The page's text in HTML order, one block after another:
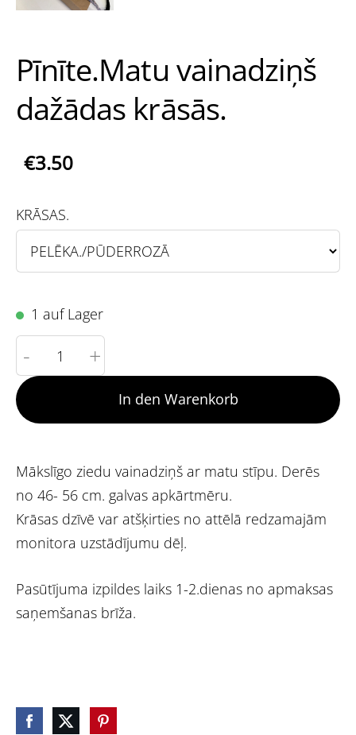
Pīnīte.Matu vainadziņš
dažādas krāsās.
€3.50
KRĀSAS.
1 auf Lager
- +
In den Warenkorb
Mākslīgo ziedu vainadziņš ar matu stīpu. Derēs
no 46- 56 cm. galvas apkārtmēru.
Krāsas dzīvē var atšķirties no attēlā redzamajām
monitora uzstādījumu dēļ.
Pasūtījuma izpildes laiks 1-2.dienas no apmaksas
saņemšanas brīža.